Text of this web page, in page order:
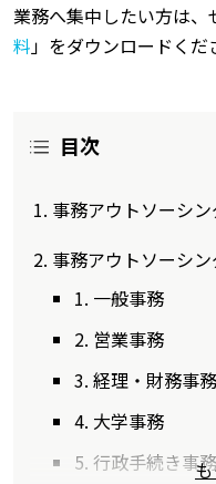
業務へ集中したい方は、
料 」をダウンロードくだ
目次
事務アウトソーシ
事務アウトソーシ
1. 一般事務
2. 営業事務
3. 経理・財務事務
4. 大学事務
5. 行政手続き事務